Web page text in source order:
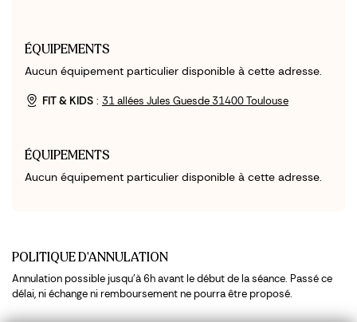
ÉQUIPEMENTS
Aucun équipement particulier disponible à cette adresse.
FIT & KIDS : 31 allées Jules Guesde 31400 Toulouse
ÉQUIPEMENTS
Aucun équipement particulier disponible à cette adresse.
POLITIQUE D'ANNULATION
Annulation possible jusqu'à 6h avant le début de la séance. Passé ce
délai, ni échange ni remboursement ne pourra être proposé.